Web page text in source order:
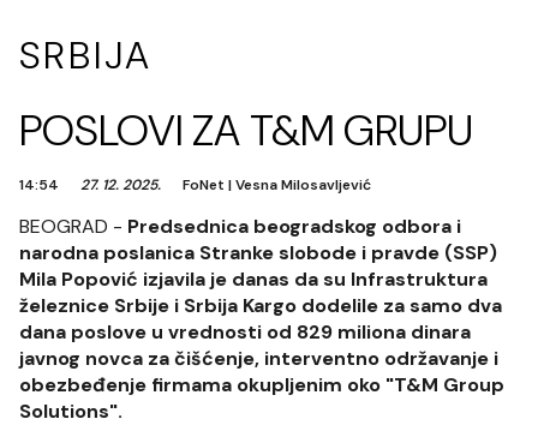
SRBIJA
POSLOVI ZA T&M GRUPU
14:54 27. 12. 2025. FoNet |Vesna Milosavljević
BEOGRAD - Predsednica beogradskog odbora i
narodna poslanica Stranke slobode i pravde (SSP)
Mila Popović izjavila je danas da su Infrastruktura
železnice Srbije i Srbija Kargo dodelile za samo dva
dana poslove u vrednosti od 829 miliona dinara
javnog novca za čišćenje, interventno održavanje i
obezbeđenje firmama okupljenim oko "T&M Group
Solutions".